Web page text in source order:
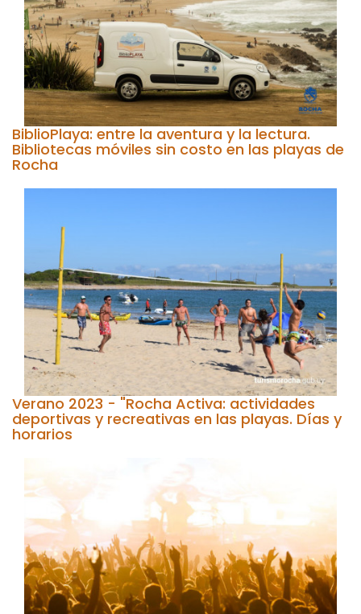
BiblioPlaya: entre la aventura y la lectura.
Bibliotecas móviles sin costo en las playas de
Rocha
Verano 2023 - "Rocha Activa: actividades
deportivas y recreativas en las playas. Días y
horarios